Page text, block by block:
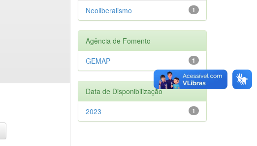
1
Neoliberalismo
Agência de Fomento
1
GEMAP
Data de Disponibilização
1
2023